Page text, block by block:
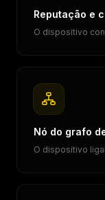
Reputação e
O dispositivo
Nó do grafo
O dispositivo